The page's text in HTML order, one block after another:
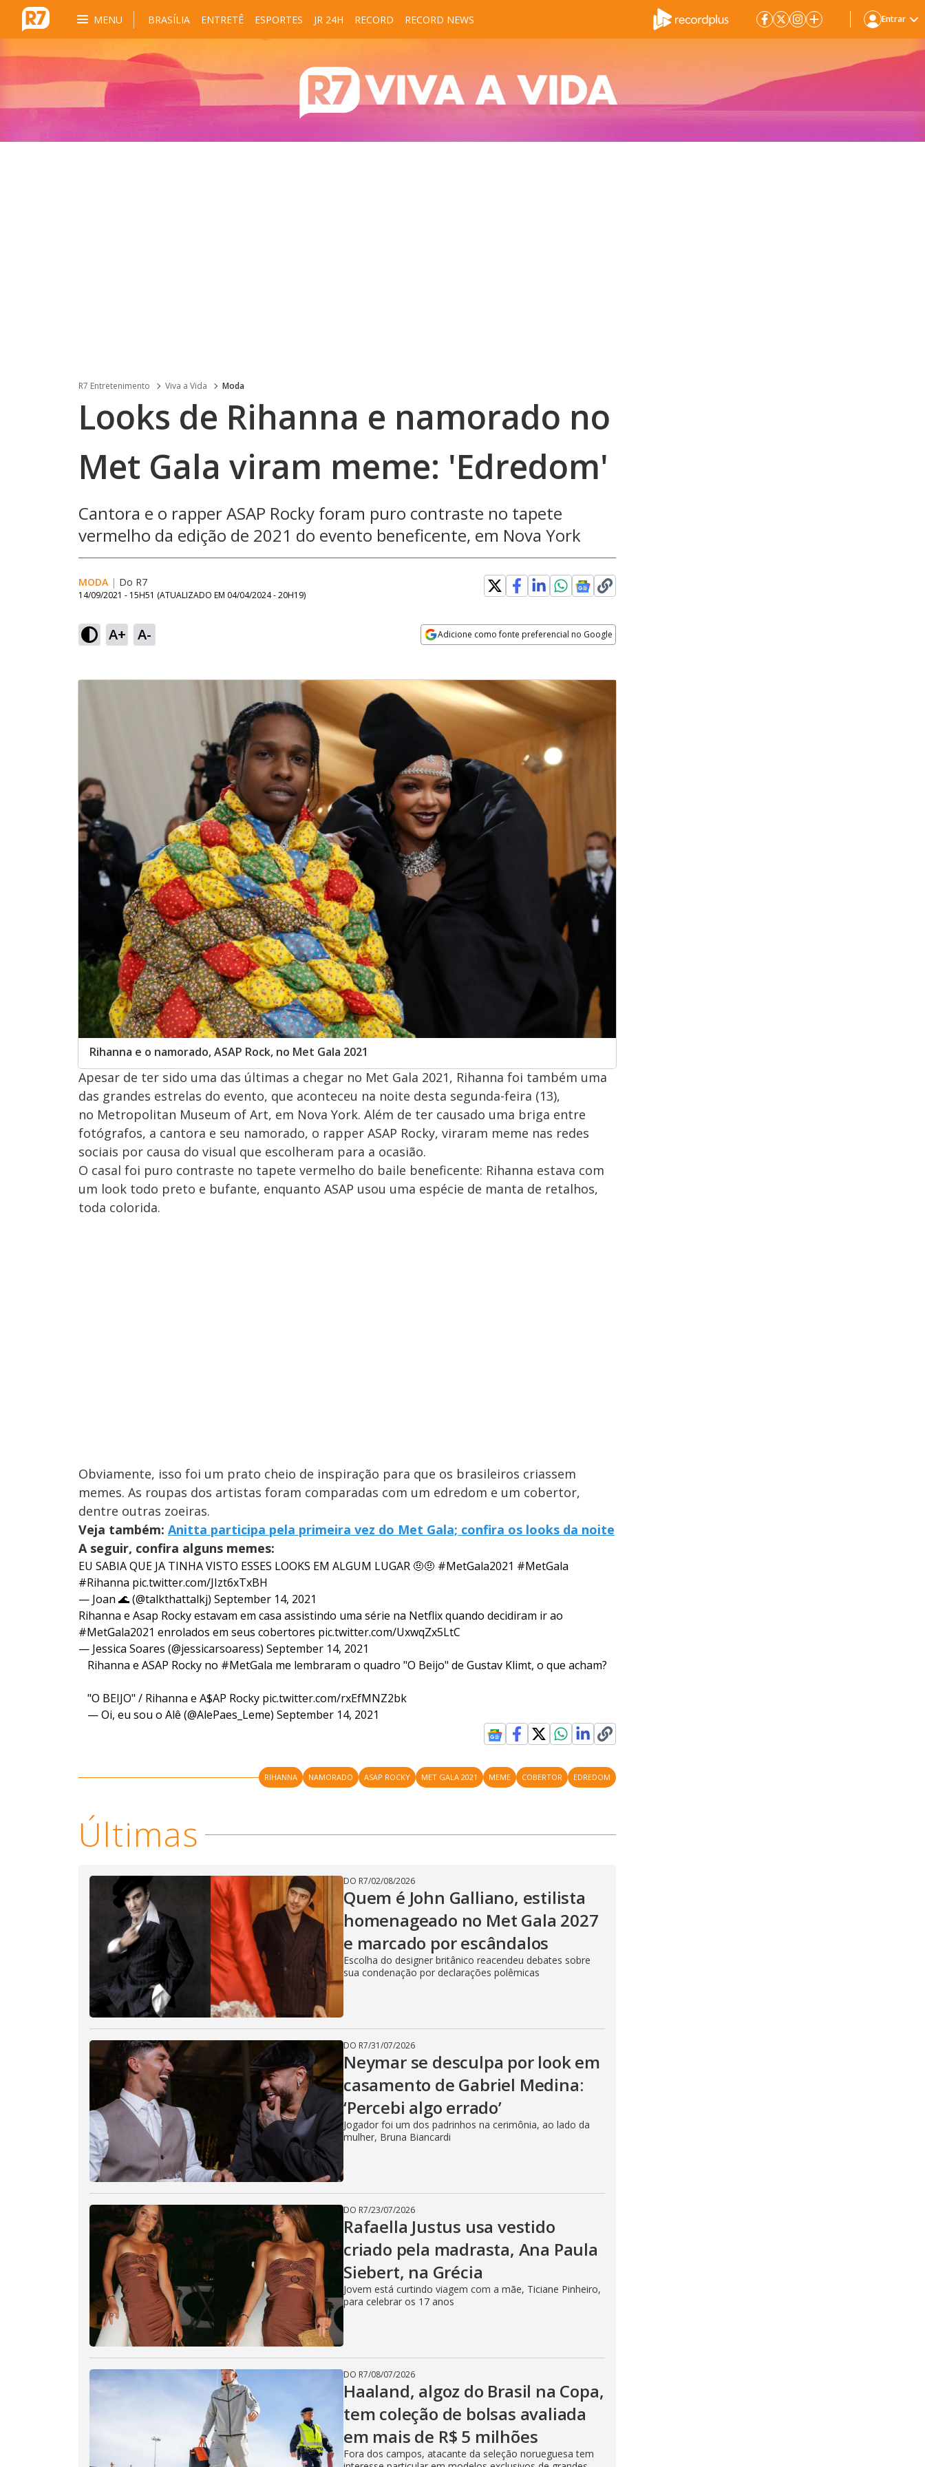
MENU BRASÍLIA ENTRETÊ ESPORTES JR 24H RECORD RECORD NEWS Entrar
R7 Entretenimento Viva a Vida Moda
Looks de Rihanna e namorado no
Met Gala viram meme: 'Edredom'
Cantora e o rapper ASAP Rocky foram puro contraste no tapete
vermelho da edição de 2021 do evento beneficente, em Nova York
MODA | Do R7
14/09/2021 - 15H51 (ATUALIZADO EM 04/04/2024 - 20H19)
A+ A- Adicione como fonte preferencial no Google
Rihanna e o namorado, ASAP Rock, no Met Gala 2021
Apesar de ter sido uma das últimas a chegar no Met Gala 2021, Rihanna foi também uma
das grandes estrelas do evento, que aconteceu na noite desta segunda-feira (13),
no Metropolitan Museum of Art, em Nova York. Além de ter causado uma briga entre
fotógrafos, a cantora e seu namorado, o rapper ASAP Rocky, viraram meme nas redes
sociais por causa do visual que escolheram para a ocasião.
O casal foi puro contraste no tapete vermelho do baile beneficente: Rihanna estava com
um look todo preto e bufante, enquanto ASAP usou uma espécie de manta de retalhos,
toda colorida.
Obviamente, isso foi um prato cheio de inspiração para que os brasileiros criassem
memes. As roupas dos artistas foram comparadas com um edredom e um cobertor,
dentre outras zoeiras.
Veja também: Anitta participa pela primeira vez do Met Gala; confira os looks da noite
A seguir, confira alguns memes:
EU SABIA QUE JA TINHA VISTO ESSES LOOKS EM ALGUM LUGAR 🤨🤨 #MetGala2021 #MetGala
#Rihanna pic.twitter.com/JIzt6xTxBH
— Joan 🌊 (@talkthattalkj) September 14, 2021
Rihanna e Asap Rocky estavam em casa assistindo uma série na Netflix quando decidiram ir ao
#MetGala2021 enrolados em seus cobertores pic.twitter.com/UxwqZx5LtC
— Jessica Soares (@jessicarsoaress) September 14, 2021
Rihanna e ASAP Rocky no #MetGala me lembraram o quadro "O Beijo" de Gustav Klimt, o que acham?
"O BEIJO" / Rihanna e A$AP Rocky pic.twitter.com/rxEfMNZ2bk
— Oi, eu sou o Alê (@AlePaes_Leme)September 14, 2021
RIHANNA NAMORADO ASAP ROCKY MET GALA 2021 MEME COBERTOR EDREDOM
Últimas
DO R7/02/08/2026
Quem é John Galliano, estilista
homenageado no Met Gala 2027
e marcado por escândalos
Escolha do designer britânico reacendeu debates sobre
sua condenação por declarações polêmicas
DO R7/31/07/2026
Neymar se desculpa por look em
casamento de Gabriel Medina:
‘Percebi algo errado’
Jogador foi um dos padrinhos na cerimônia, ao lado da
mulher, Bruna Biancardi
DO R7/23/07/2026
Rafaella Justus usa vestido
criado pela madrasta, Ana Paula
Siebert, na Grécia
Jovem está curtindo viagem com a mãe, Ticiane Pinheiro,
para celebrar os 17 anos
DO R7/08/07/2026
Haaland, algoz do Brasil na Copa,
tem coleção de bolsas avaliada
em mais de R$ 5 milhões
Fora dos campos, atacante da seleção norueguesa tem